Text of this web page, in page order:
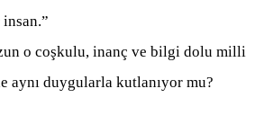
o coşkulu, inanç ve bilgi dolu milli
aynı duygularla kutlanıyor mu?